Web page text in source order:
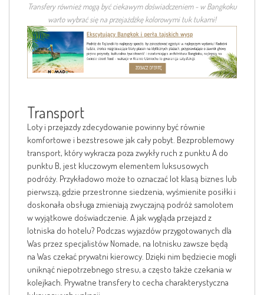
Transfery również mogą być ciekawym doświadczeniem - w Bangkoku
warto wybrać się na przejażdżkę kolorowymi tuk tukami!
Transport
Loty i przejazdy zdecydowanie powinny być równie
komfortowe i bezstresowe jak cały pobyt. Bezproblemowy
transport, który wykracza poza zwykły ruch z punktu A do
punktu B, jest kluczowym elementem luksusowych
podróży. Przykładowo może to oznaczać lot klasą biznes lub
pierwszą, gdzie przestronne siedzenia, wyśmienite posiłki i
doskonała obsługa zmieniają zwyczajną podróż samolotem
w wyjątkowe doświadczenie. A jak wygląda przejazd z
lotniska do hotelu? Podczas wyjazdów przygotowanych dla
Was przez specjalistów Nomade, na lotnisku zawsze będą
na Was czekać prywatni kierowcy. Dzięki nim będziecie mogli
uniknąć niepotrzebnego stresu, a często także czekania w
kolejkach. Prywatne transfery to cecha charakterystyczna